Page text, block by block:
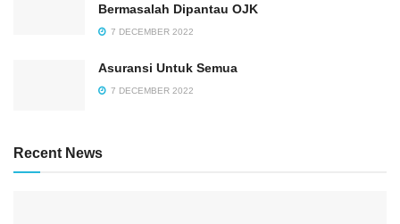
Bermasalah Dipantau OJK
7 DECEMBER 2022
Asuransi Untuk Semua
7 DECEMBER 2022
Recent News